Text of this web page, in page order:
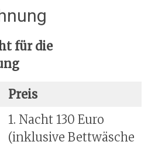
für die
Preis
1. Nacht 130 Euro
(inklusive Bettwäsche